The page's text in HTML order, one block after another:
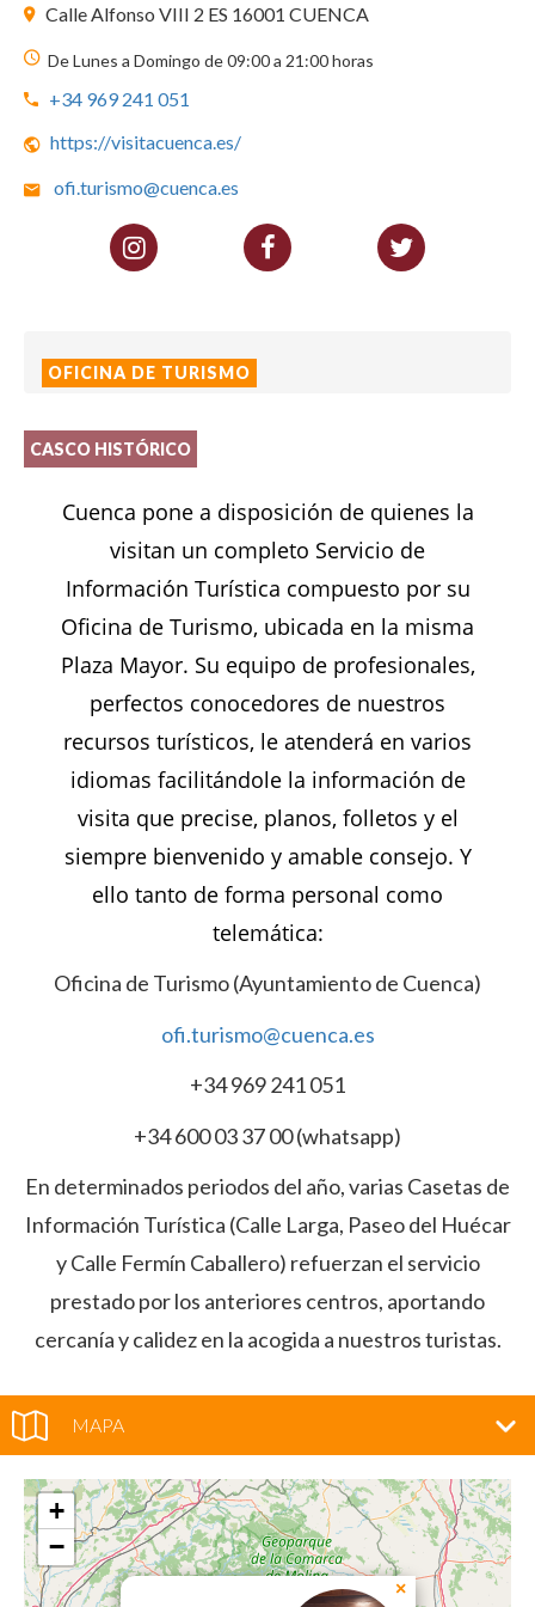
Calle Alfonso VIII 2 ES 16001 CUENCA
De Lunes a Domingo de 09:00 a 21:00 horas
+34 969 241 051
https://visitacuenca.es/
ofi.turismo@cuenca.es
OFICINA DE TURISMO
CASCO HISTÓRICO
Cuenca pone a disposición de quienes la
visitan un completo Servicio de
Información Turística compuesto por su
Oficina de Turismo, ubicada en la misma
Plaza Mayor. Su equipo de profesionales,
perfectos conocedores de nuestros
recursos turísticos, le atenderá en varios
idiomas facilitándole la información de
visita que precise, planos, folletos y el
siempre bienvenido y amable consejo. Y
ello tanto de forma personal como
telemática:
Oficina de Turismo (Ayuntamiento de Cuenca)
ofi.turismo@cuenca.es
+34 969 241 051
+34 600 03 37 00 (whatsapp)
En determinados periodos del año, varias Casetas de
Información Turística (Calle Larga, Paseo del Huécar
y Calle Fermín Caballero) refuerzan el servicio
prestado por los anteriores centros, aportando
cercanía y calidez en la acogida a nuestros turistas.
MAPA
×
+
−